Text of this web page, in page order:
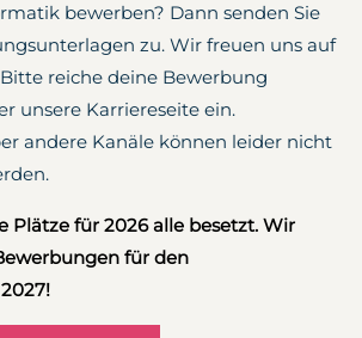
bewerben? Dann senden Sie
zu. Wir freuen uns auf
reiche deine Bewerbung
unsere Karriereseite ein.
andere Kanäle können leider nicht
Plätze für 2026 alle besetzt. Wir
für den